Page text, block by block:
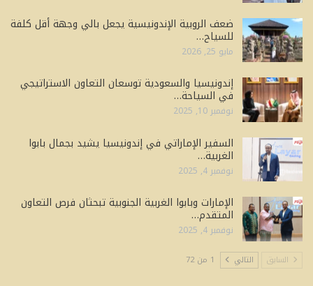
ضعف الروبية الإندونيسية يجعل بالي وجهة أقل كلفة
للسياح…
مايو 25, 2026
إندونيسيا والسعودية توسعان التعاون الاستراتيجي
في السياحة…
نوفمبر 10, 2025
السفير الإماراتي في إندونيسيا يشيد بجمال بابوا
الغربية…
نوفمبر 4, 2025
الإمارات وبابوا الغربية الجنوبية تبحثان فرص التعاون
المتقدم…
نوفمبر 4, 2025
السابق التالي 1 من 72